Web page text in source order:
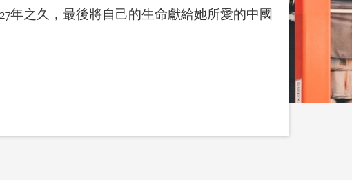
年之久，最後將自己的生命獻給她所愛的中國